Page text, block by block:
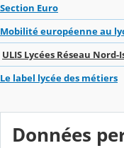
Section Euro
Mobilité européenne au
ULIS Lycées Réseau Nord-
Le label lycée des métiers
Données